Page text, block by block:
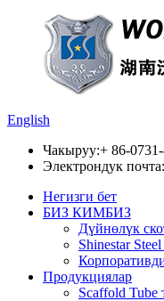
English
Чакыруу:+ 86-
Электрондук почта:
Негизги бет
БИЗ КИМБИЗ
Дүйнөлүк
Shinestar
Продукциялар
Scaffold Tube